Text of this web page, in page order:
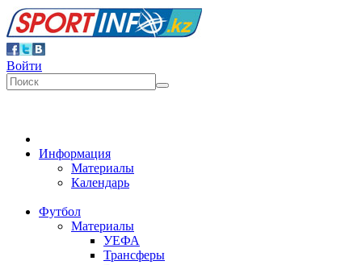
Войти
Информация
Материалы
Календарь
Футбол
Материалы
УЕФА
Трансферы